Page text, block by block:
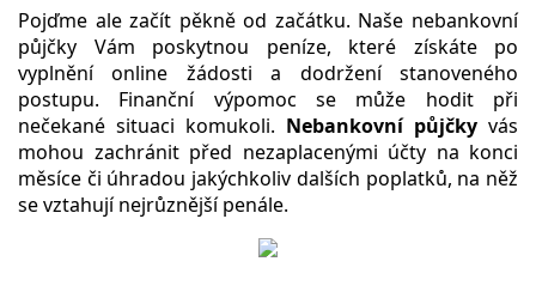
Pojďme ale začít pěkně od začátku. Naše nebankovní
půjčky Vám poskytnou peníze, které získáte po
vyplnění online žádosti a dodržení stanoveného
postupu. Finanční výpomoc se může hodit při
nečekané situaci komukoli. Nebankovní půjčky vás
mohou zachránit před nezaplacenými účty na konci
měsíce či úhradou jakýchkoliv dalších poplatků, na něž
se vztahují nejrůznější penále.